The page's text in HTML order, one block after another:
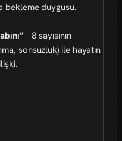
bekleme duygusu.
– 8 sayısının
sonsuzluk) ile hayatın